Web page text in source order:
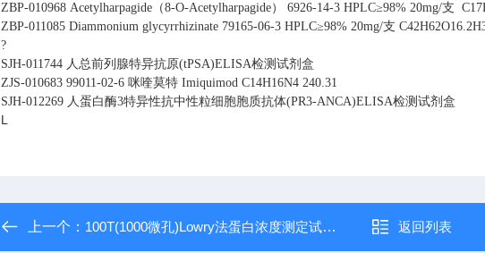
ZBP-010968 Acetylharpagide（8-O-Acetylharpagide） 6926-14-3 HPLC≥98% 20mg/支
ZBP-011085 Diammonium glycyrrhizinate 79165-06-3 HPLC≥98% 20mg/支
?
SJH-011744 人总前列腺特异抗原(tPSA)ELISA检测试剂盒
ZJS-010683 99011-02-6 咪喹莫特 Imiquimod C14H16N4 240.31
SJH-012269 人蛋白酶3特异性抗中性粒细胞胞质抗体(PR3-ANCA)ELISA检测试剂盒
L
上一个： 100T(1000微孔)Lowry法蛋白浓度测定试剂盒 返回列表